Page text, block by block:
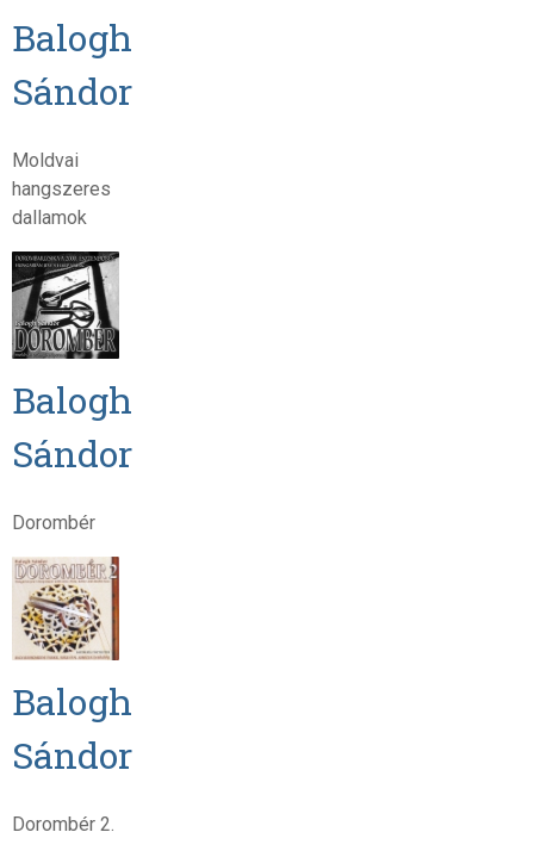
Balogh
Sándor
Moldvai
hangszeres
dallamok
Balogh
Sándor
Dorombér
Balogh
Sándor
Dorombér 2.